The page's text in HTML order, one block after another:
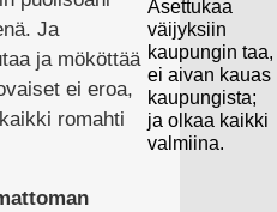
Ja
ja mököttää
ei eroa,
romahti
Asettukaa
väijyksiin
kaupungin taa,
ei aivan kauas
kaupungista;
ja olkaa kaikki
valmiina.